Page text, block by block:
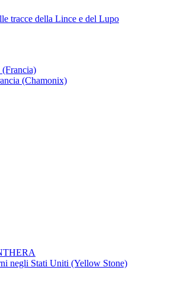
tracce della Lince e del Lupo
(Chamonix)
negli Stati Uniti (Yellow Stone)